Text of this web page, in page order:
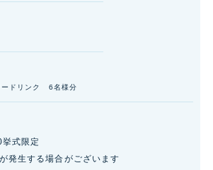
ードリンク 6名様分
式限定
発生する場合がございます